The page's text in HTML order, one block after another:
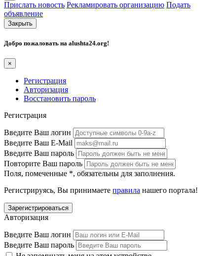
Прислать новость Рекламировать организацию Подать
объявление
Закрыть
Добро пожаловать на alushta24.org!
×
Регистрация
Авторизация
Восстановить пароль
Регистрация
Введите Ваш логин
Введите Ваш E-Mail
Введите Ваш пароль
Повторите Ваш пароль
Поля, помеченные *, обязательны для заполнения.
Регистрируясь, Вы принимаете правила нашего портала!
Авторизация
Введите Ваш логин
Введите Ваш пароль